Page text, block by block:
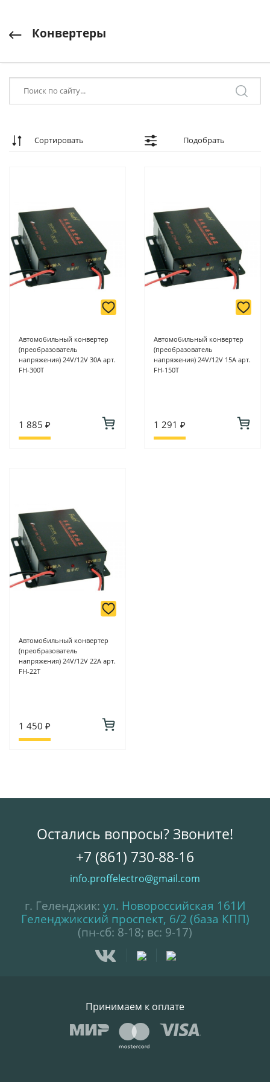
Конвертеры
Сортировать Подобрать
Автомобильный конвертер
(преобразователь
напряжения) 24V/12V 30А арт.
FH-300T
1 885 ₽
Автомобильный конвертер
(преобразователь
напряжения) 24V/12V 15A арт.
FH-150T
1 291 ₽
Автомобильный конвертер
(преобразователь
напряжения) 24V/12V 22А арт.
FH-22T
1 450 ₽
Остались вопросы? Звоните!
+7 (861) 730-88-16
info.proffelectro@gmail.com
г. Геленджик: ул. Новороссийская 161И
Геленджикский проспект, 6/2 (база КПП)
(пн-сб: 8-18; вс: 9-17)
Принимаем к оплате